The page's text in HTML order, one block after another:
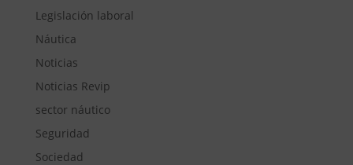
Legislación laboral
Náutica
Noticias
Noticias Revip
sector náutico
Seguridad
Sociedad